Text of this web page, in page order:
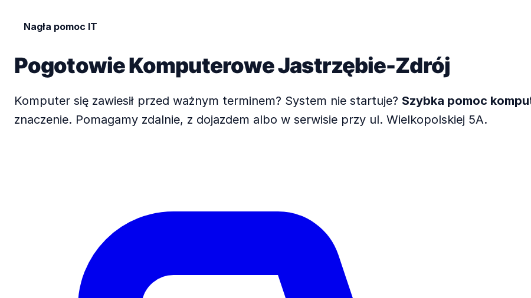
Nagła pomoc IT
Pogotowie KomputeroweJastrzębie-Zdrój
Komputer się zawiesił przed ważnym terminem? System nie startuje? Szybka pomoc
znaczenie. Pomagamy zdalnie, z dojazdem albo w serwisie przy ul. Wielkopolskiej 5A.